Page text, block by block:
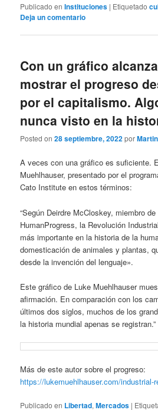
Publicado en Instituciones | Etiquetado
Deja un comentario
Con un gráfico
mostrar el progreso
por el capitalismo.
nunca visto en la
Posted on28 septiembre, 2022por
A veces con una gráfico es suficiente.
Muehlhauser, presentado por el
Cato Institute en estos términos:
“Según Deirdre McCloskey, miembro
HumanProgress, la Revolución
más importante en la historia de la
domesticación de animales y plantas,
desde la invención del lenguaje».
Este gráfico de Luke Muehlhauser
afirmación. En comparación con los
últimos dos siglos, muchos de los
la historia mundial apenas se registran.”
Más de este autor sobre el progreso:
https://lukemuehlhauser.com/industrial-
Publicado en Libertad,Mercados |